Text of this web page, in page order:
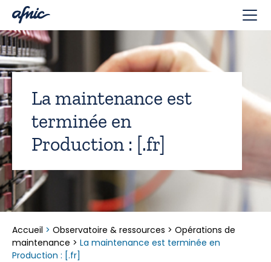
La maintenance est
terminée en
Production : [.fr]
Accueil > Observatoire & ressources > Opérations de
maintenance > La maintenance est terminée en
Production : [.fr]
Panneau de gestion des cookies